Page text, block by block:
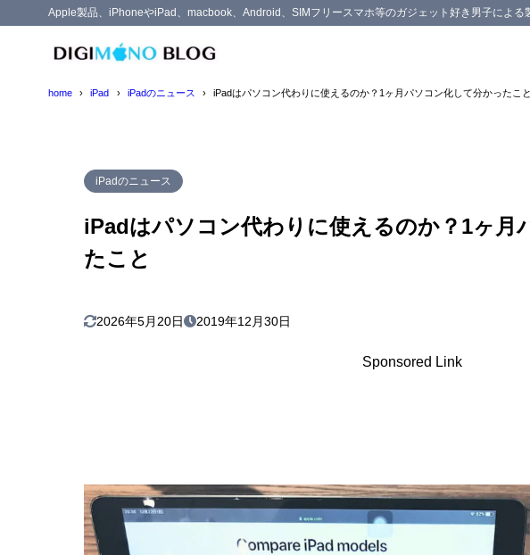
Apple製品、iPhoneやiPad、macbook、Android、SIMフリースマホ等のガジェット好き男子による
home iPad iPadのニュース iPadはパソコン代わりに使えるのか？1ヶ月パソコン化して分かったこと
iPadのニュース
iPadはパソコン代わりに使えるのか？1ヶ月
たこと
2026年5月20日 2019年12月30日
Sponsored Link
2.2 必要なアプリをインストールする
アプリの切り替えが少し面倒だが
5 簡易的な作業には便利